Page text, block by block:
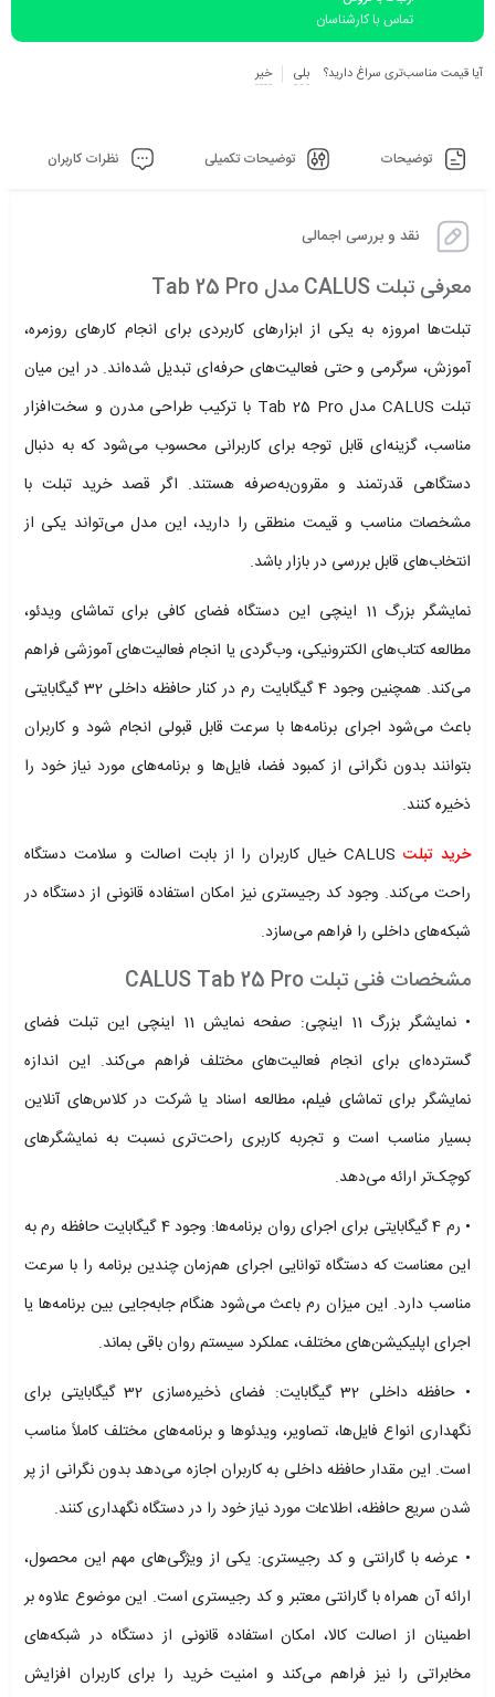
تماس با کارشناسان
آیا قیمت مناسب‌تری سراغ دارید؟ بلی خیر
توضیحات توضیحات تکمیلی نظرات کاربران
نقد و بررسی اجمالی
معرفی تبلت CALUS مدل Tab 25 Pro
تبلت‌ها امروزه به یکی از ابزارهای کاربردی برای انجام کارهای روزمره،
آموزش، سرگرمی و حتی فعالیت‌های حرفه‌ای تبدیل شده‌اند. در این میان
تبلت CALUS مدل Tab 25 Pro با ترکیب طراحی مدرن و سخت‌افزار
مناسب، گزینه‌ای قابل توجه برای کاربرانی محسوب می‌شود که به دنبال
دستگاهی قدرتمند و مقرون‌به‌صرفه هستند. اگر قصد خرید تبلت با
مشخصات مناسب و قیمت منطقی را دارید، این مدل می‌تواند یکی از
انتخاب‌های قابل بررسی در بازار باشد.
نمایشگر بزرگ 11 اینچی این دستگاه فضای کافی برای تماشای ویدئو،
مطالعه کتاب‌های الکترونیکی، وب‌گردی یا انجام فعالیت‌های آموزشی فراهم
می‌کند. همچنین وجود 4 گیگابایت رم در کنار حافظه داخلی 32 گیگابایتی
باعث می‌شود اجرای برنامه‌ها با سرعت قابل قبولی انجام شود و کاربران
بتوانند بدون نگرانی از کمبود فضا، فایل‌ها و برنامه‌های مورد نیاز خود را
ذخیره کنند.
خرید تبلتCALUS
خیال کاربران را از بابت اصالت و سلامت دستگاه
راحت می‌کند. وجود کد رجیستری نیز امکان استفاده قانونی از دستگاه در
شبکه‌های داخلی را فراهم می‌سازد.
مشخصات فنی تبلت CALUS Tab 25 Pro
• نمایشگر بزرگ 11 اینچی: صفحه نمایش 11 اینچی این تبلت فضای
گسترده‌ای برای انجام فعالیت‌های مختلف فراهم می‌کند. این اندازه
نمایشگر برای تماشای فیلم، مطالعه اسناد یا شرکت در کلاس‌های آنلاین
بسیار مناسب است و تجربه کاربری راحت‌تری نسبت به نمایشگرهای
کوچک‌تر ارائه می‌دهد.
• رم 4 گیگابایتی برای اجرای روان برنامه‌ها: وجود 4 گیگابایت حافظه رم به
این معناست که دستگاه توانایی اجرای هم‌زمان چندین برنامه را با سرعت
مناسب دارد. این میزان رم باعث می‌شود هنگام جابه‌جایی بین برنامه‌ها یا
اجرای اپلیکیشن‌های مختلف، عملکرد سیستم روان باقی بماند.
• حافظه داخلی 32 گیگابایت: فضای ذخیره‌سازی 32 گیگابایتی برای
نگهداری انواع فایل‌ها، تصاویر، ویدئوها و برنامه‌های مختلف کاملاً مناسب
است. این مقدار حافظه داخلی به کاربران اجازه می‌دهد بدون نگرانی از پر
شدن سریع حافظه، اطلاعات مورد نیاز خود را در دستگاه نگهداری کنند.
• عرضه با گارانتی و کد رجیستری: یکی از ویژگی‌های مهم این محصول،
ارائه آن همراه با گارانتی معتبر و کد رجیستری است. این موضوع علاوه بر
اطمینان از اصالت کالا، امکان استفاده قانونی از دستگاه در شبکه‌های
مخابراتی را نیز فراهم می‌کند و امنیت خرید را برای کاربران افزایش